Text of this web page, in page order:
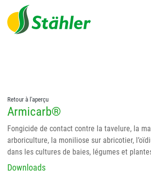
string(78) "Test 12 {FONT:12} // Dosierungen:
asdfW134 245 34" string(62) "Test 12
123 dfasdf asdfW134 245 34"
Retour à l'aperçu
Armicarb®
Fongicide de contact contre la tavelure, la
arboriculture, la moniliose sur abricotier,
dans les cultures de baies, légumes et
Downloads